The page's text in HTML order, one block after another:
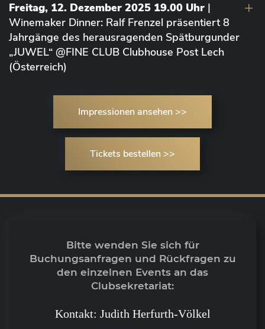
Freitag, 12. Dezember 2025 19.00 Uhr |
Winemaker Dinner: Ralf Frenzel präsentiert 8
Jahrgänge des herausragenden Spätburgunder
„JUWEL“ @FINE CLUB Clubhouse Post Lech
(Österreich)
Impressionen ansehen >>
Tickets bestellen >>
Bitte wenden Sie sich für
Buchungsanfragen und Rückfragen zu
den einzelnen Events an das
Clubsekretariat:
Kontakt: Judith Herfurth-Völkel